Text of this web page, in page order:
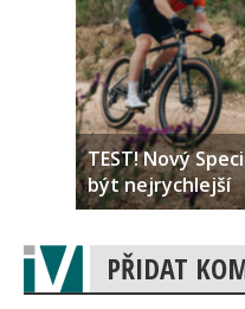
TEST! Nový
být nejrychlejší
PŘIDAT